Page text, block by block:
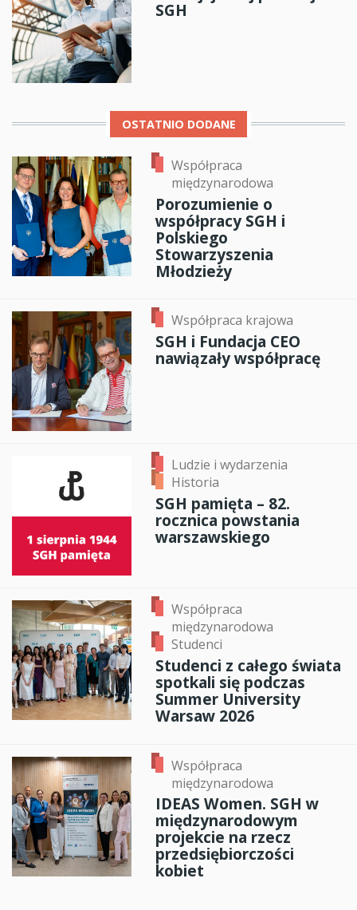
SGH
OSTATNIO DODANE
Współpraca
międzynarodowa
Porozumienie o
współpracy SGH i
Polskiego
Stowarzyszenia
Młodzieży
Współpraca krajowa
SGH i Fundacja CEO
nawiązały współpracę
Ludzie i wydarzenia
Historia
SGH pamięta – 82.
rocznica powstania
warszawskiego
Współpraca
międzynarodowa
Studenci
Studenci z całego świata
spotkali się podczas
Summer University
Warsaw 2026
Współpraca
międzynarodowa
IDEAS Women. SGH w
międzynarodowym
projekcie na rzecz
przedsiębiorczości
kobiet